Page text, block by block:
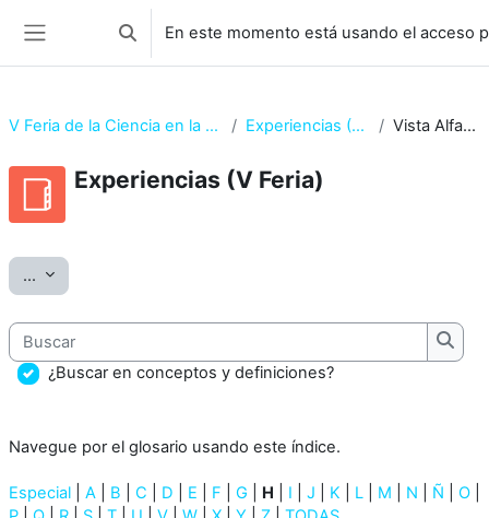
Salta al contenido principal
Selector de búsqueda de entrada
En este momento está usando el acceso
V Feria de la Ciencia en la Calle 2017 Experiencias (V Feria) Vista Alfabética
Experiencias (V Feria)
... Exportar entradas
Buscar
¿Buscar en conceptos y definiciones?
Navegue por el glosario usando este índice.
Especial A B C D E F G H I J K L M N Ñ O